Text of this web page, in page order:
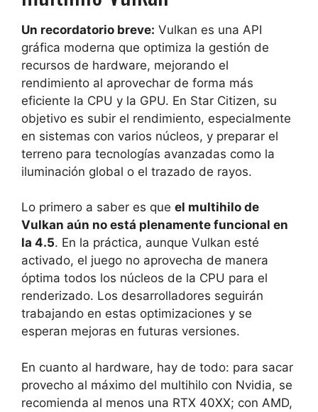
Un recordatorio breve: Vulkan es una API
gráfica moderna que optimiza la gestión de
recursos de hardware, mejorando el
rendimiento al aprovechar de forma más
eficiente la CPU y la GPU. En Star Citizen, su
objetivo es subir el rendimiento, especialmente
en sistemas con varios núcleos, y preparar el
terreno para tecnologías avanzadas como la
iluminación global o el trazado de rayos.
Lo primero a saber es que el multihilo de
Vulkan aún no está plenamente funcional en
la 4.5. En la práctica, aunque Vulkan esté
activado, el juego no aprovecha de manera
óptima todos los núcleos de la CPU para el
renderizado. Los desarrolladores seguirán
trabajando en estas optimizaciones y se
esperan mejoras en futuras versiones.
En cuanto al hardware, hay de todo: para sacar
provecho al máximo del multihilo con Nvidia, se
recomienda al menos una RTX 40XX; con AMD,